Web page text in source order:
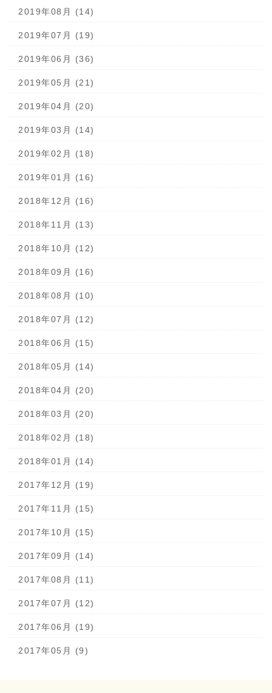
2019年08月 (14)
2019年07月 (19)
2019年06月 (36)
2019年05月 (21)
2019年04月 (20)
2019年03月 (14)
2019年02月 (18)
2019年01月 (16)
2018年12月 (16)
2018年11月 (13)
2018年10月 (12)
2018年09月 (16)
2018年08月 (10)
2018年07月 (12)
2018年06月 (15)
2018年05月 (14)
2018年04月 (20)
2018年03月 (20)
2018年02月 (18)
2018年01月 (14)
2017年12月 (19)
2017年11月 (15)
2017年10月 (15)
2017年09月 (14)
2017年08月 (11)
2017年07月 (12)
2017年06月 (19)
2017年05月 (9)